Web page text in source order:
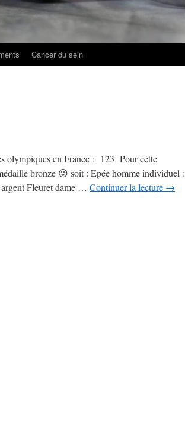
Cancer du sein
olympiques en France : 123 Pour cette
bronze 😜 soit : Epée homme individuel :
Fleuret dame … Continuer la lecture →